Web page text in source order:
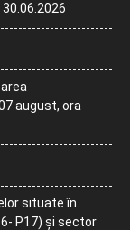
august, ora
situate în
P17) și sector